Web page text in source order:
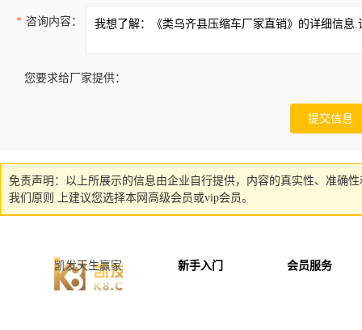
* 咨询内容：
您要求给厂家提供：
免责声明：以上所展示的信息由企业自行提供，内容的真实性、准确
我们原则 上建议您选择本网高级会员或vip会员。
凯发天生赢家 新手入门 会员服务